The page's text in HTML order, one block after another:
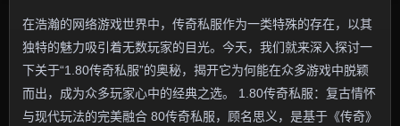
在浩瀚的网络游戏世界中，传奇私服作为一类特殊的存在，以其
独特的魅力吸引着无数玩家的目光。今天，我们就来深入探讨一
下关于“1.80传奇私服”的奥秘，揭开它为何能在众多游戏中脱颖
而出，成为众多玩家心中的经典之选。 1.80传奇私服：复古情怀
与现代玩法的完美融合 80传奇私服，顾名思义，是基于《传奇》